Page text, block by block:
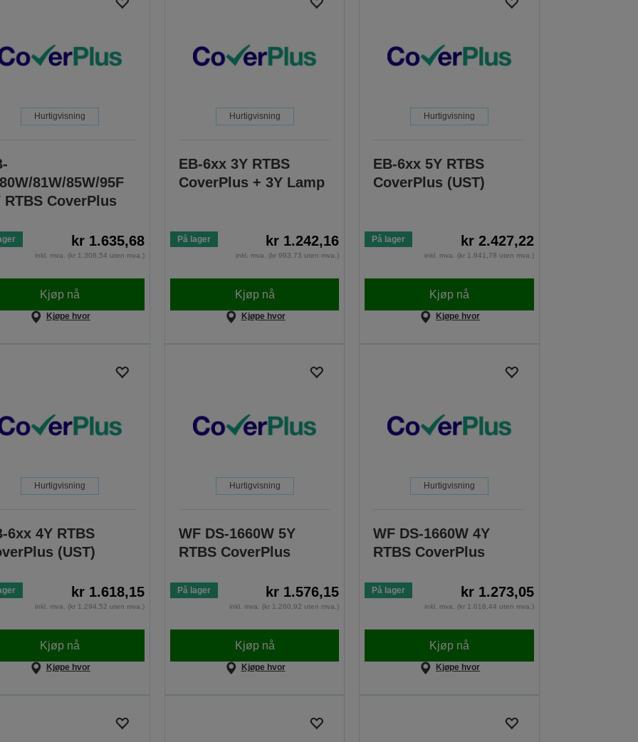
Hurtigvisning
81W/85W/95F
RTBS CoverPlus
kr 1.635,68
inkl. mva. (kr 1.308,54 uten mva.)
Kjøp nå
Kjøpe hvor
Hurtigvisning
EB-6xx 3Y RTBS
CoverPlus + 3Y Lamp
På lager kr 1.242,16
inkl. mva. (kr 993,73 uten mva.)
Kjøp nå
Kjøpe hvor
Hurtigvisning
EB-6xx 5Y RTBS
CoverPlus (UST)
På lager kr 2.427,22
inkl. mva. (kr 1.941,78 uten mva.)
Kjøp nå
Kjøpe hvor
Hurtigvisning
6xx 4Y RTBS
(UST)
kr 1.618,15
inkl. mva. (kr 1.294,52 uten mva.)
Kjøp nå
Kjøpe hvor
Hurtigvisning
WF DS-1660W 5Y
RTBS CoverPlus
På lager kr 1.576,15
inkl. mva. (kr 1.260,92 uten mva.)
Kjøp nå
Kjøpe hvor
Hurtigvisning
WF DS-1660W 4Y
RTBS CoverPlus
På lager kr 1.273,05
inkl. mva. (kr 1.018,44 uten mva.)
Kjøp nå
Kjøpe hvor